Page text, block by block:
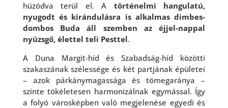
húzódva terül el. A történelmi hangulatú,
nyugodt és kirándulásra is alkalmas dimbes-
dombos Buda áll szemben az éjjel-nappal
nyüzsgő, élettel teli Pesttel.
A Duna Margit-híd és Szabadság-híd közötti
szakaszának szélessége és két partjának épületei
– azok párkánymagassága és tömegaránya –
szinte tökéletesen harmonizálnak egymással. Így
a folyó városképben való megjelenése egyedi és